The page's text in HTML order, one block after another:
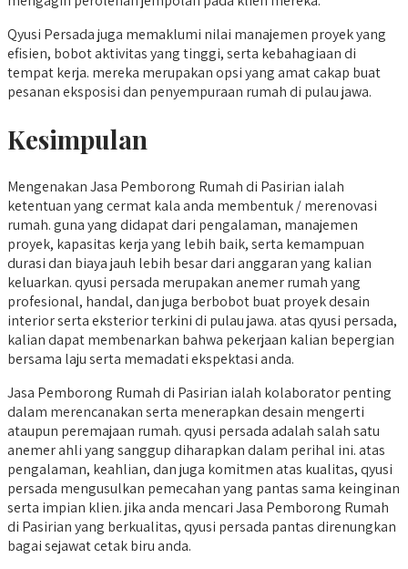
Qyusi Persada juga memaklumi nilai manajemen proyek yang
efisien, bobot aktivitas yang tinggi, serta kebahagiaan di
tempat kerja. mereka merupakan opsi yang amat cakap buat
pesanan eksposisi dan penyempuraan rumah di pulau jawa.
Kesimpulan
Mengenakan Jasa Pemborong Rumah di Pasirian ialah
ketentuan yang cermat kala anda membentuk / merenovasi
rumah. guna yang didapat dari pengalaman, manajemen
proyek, kapasitas kerja yang lebih baik, serta kemampuan
durasi dan biaya jauh lebih besar dari anggaran yang kalian
keluarkan. qyusi persada merupakan anemer rumah yang
profesional, handal, dan juga berbobot buat proyek desain
interior serta eksterior terkini di pulau jawa. atas qyusi persada,
kalian dapat membenarkan bahwa pekerjaan kalian bepergian
bersama laju serta memadati ekspektasi anda.
Jasa Pemborong Rumah di Pasirian ialah kolaborator penting
dalam merencanakan serta menerapkan desain mengerti
ataupun peremajaan rumah. qyusi persada adalah salah satu
anemer ahli yang sanggup diharapkan dalam perihal ini. atas
pengalaman, keahlian, dan juga komitmen atas kualitas, qyusi
persada mengusulkan pemecahan yang pantas sama keinginan
serta impian klien. jika anda mencari Jasa Pemborong Rumah
di Pasirian yang berkualitas, qyusi persada pantas direnungkan
bagai sejawat cetak biru anda.